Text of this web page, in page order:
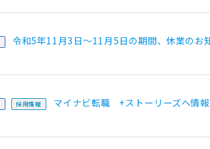
令和5年11月3日～11月5日の期間、休業のお
採用情報 マイナビ転職 +ストーリーズへ情